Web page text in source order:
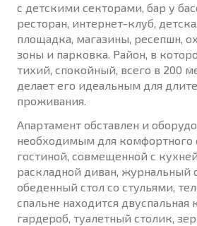
с детскими секторами, бар у
ресторан, интернет-клуб,
площадка, магазины, ресепшн,
зоны и парковка. Район, в
тихий, спокойный, всего в 200
делает его идеальным для
проживания.
Апартамент обставлен и
необходимым для комфортного
гостиной, совмещенной с
раскладной диван, журнальный
обеденный стол со стульями,
спальне находится двуспальная
гардероб, туалетный столик,